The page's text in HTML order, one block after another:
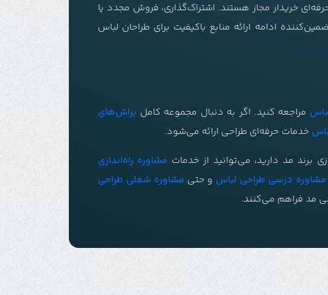
خریدار مجاز هستند. اشتراک‌گذاری، فروش مجدد یا
ادامه ارائه منابع باکیفیت برای طراحان لباس
مراجعه کنید. اگر به دنبال مجموعه کامل براش‌های
خدمات حرفه‌ای طراحی ارائه می‌شود.
برند مد دارید، می‌توانید از خدمات مشاوره راه‌اندازی
مشاوره درسی طراحی لباس و حتی مشاوره شغلی طراحی
مد فراهم می‌کنند.